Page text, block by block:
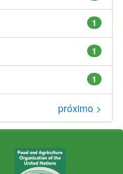
1
1
1
próximo >